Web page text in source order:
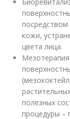
кожи,
цвета лица.
полезных
процедуры –